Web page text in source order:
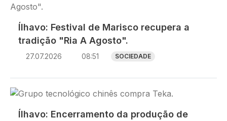
Ílhavo: Festival de Marisco recupera a
tradição "Ria A Agosto".
27.07.2026 08:51 SOCIEDADE
Imagem
Ílhavo: Encerramento da produção de